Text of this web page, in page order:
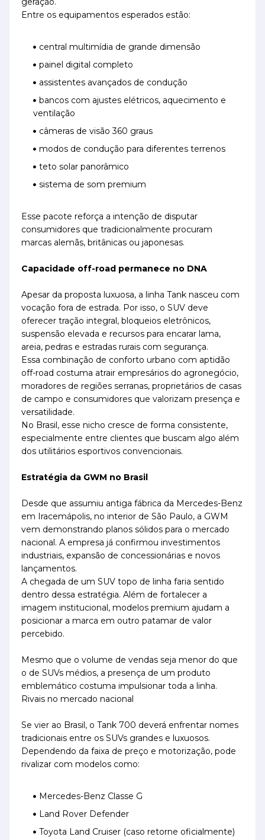
Entre os equipamentos esperados estão:
central multimídia de grande dimensão
painel digital completo
assistentes avançados de condução
bancos com ajustes elétricos, aquecimento e
ventilação
câmeras de visão 360 graus
modos de condução para diferentes terrenos
teto solar panorâmico
sistema de som premium
Esse pacote reforça a intenção de disputar
consumidores que tradicionalmente procuram
marcas alemãs, britânicas ou japonesas.
Capacidade off-road permanece no DNA
Apesar da proposta luxuosa, a linha Tank nasceu com
vocação fora de estrada. Por isso, o SUV deve
oferecer tração integral, bloqueios eletrônicos,
suspensão elevada e recursos para encarar lama,
areia, pedras e estradas rurais com segurança.
Essa combinação de conforto urbano com aptidão
off-road costuma atrair empresários do agronegócio,
moradores de regiões serranas, proprietários de casas
de campo e consumidores que valorizam presença e
versatilidade.
No Brasil, esse nicho cresce de forma consistente,
especialmente entre clientes que buscam algo além
dos utilitários esportivos convencionais.
Estratégia da GWM no Brasil
Desde que assumiu antiga fábrica da Mercedes-Benz
em Iracemápolis, no interior de São Paulo, a GWM
vem demonstrando planos sólidos para o mercado
nacional. A empresa já confirmou investimentos
industriais, expansão de concessionárias e novos
lançamentos.
A chegada de um SUV topo de linha faria sentido
dentro dessa estratégia. Além de fortalecer a
imagem institucional, modelos premium ajudam a
posicionar a marca em outro patamar de valor
percebido.
Mesmo que o volume de vendas seja menor do que
o de SUVs médios, a presença de um produto
emblemático costuma impulsionar toda a linha.
Rivais no mercado nacional
Se vier ao Brasil, o Tank 700 deverá enfrentar nomes
tradicionais entre os SUVs grandes e luxuosos.
Dependendo da faixa de preço e motorização, pode
rivalizar com modelos como:
Mercedes-Benz Classe G
Land Rover Defender
Toyota Land Cruiser (caso retorne oficialmente)